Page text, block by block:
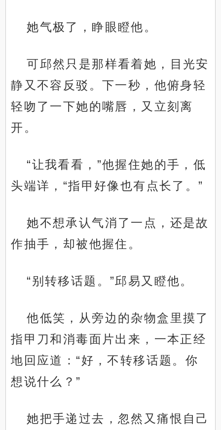
她气极了，睁眼瞪他。
可邱然只是那样看着她，目光安
静又不容反驳。下一秒，他俯身轻
轻吻了一下她的嘴唇，又立刻离
开。
“让我看看，”他握住她的手，低
头端详，“指甲好像也有点长了。”
她不想承认气消了一点，还是故
作抽手，却被他握住。
“别转移话题。”邱易又瞪他。
他低笑，从旁边的杂物盒里摸了
指甲刀和消毒面片出来，一本正经
地回应道：“好，不转移话题。你
想说什么？”
她把手递过去，忽然又痛恨自己